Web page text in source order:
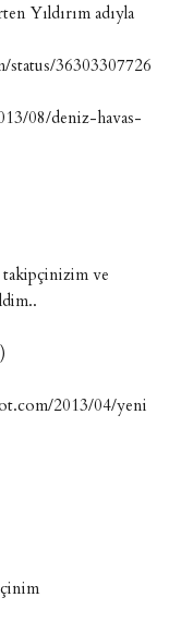
Yıldırım adıyla
36303307726
08/deniz-havas-
ve
2013/04/yeni